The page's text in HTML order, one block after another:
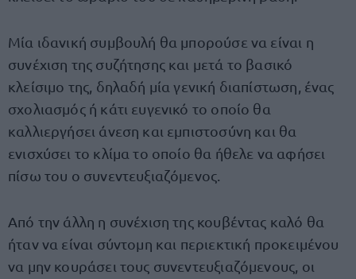
Μία ιδανική συμβουλή θα μπορούσε να είναι η
συνέχιση της συζήτησης και μετά το βασικό
κλείσιμο της, δηλαδή μία γενική διαπίστωση, ένας
σχολιασμός ή κάτι ευγενικό το οποίο θα
καλλιεργήσει άνεση και εμπιστοσύνη και θα
ενισχύσει το κλίμα το οποίο θα ήθελε να αφήσει
πίσω του ο συνεντευξιαζόμενος.
Από την άλλη η συνέχιση της κουβέντας καλό θα
ήταν να είναι σύντομη και περιεκτική προκειμένου
να μην κουράσει τους συνεντευξιαζόμενους, οι